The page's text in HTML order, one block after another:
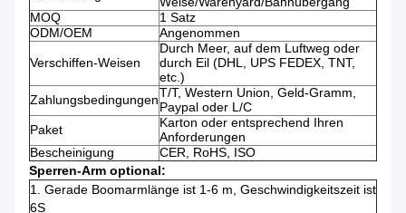
MOQ
1 Satz
ODM/OEM
Angenommen
Verschiffen-Weisen
Durch Meer, auf dem Luftweg oder
durch Eil (DHL, UPS FEDEX, TNT,
etc.)
ZahlungsbedingungenT/T, Western Union, Geld-Gramm,
Paypal oder L/C
Paket
Karton oder entsprechend Ihren
Anforderungen
Bescheinigung
CER, RoHS, ISO
Sperren-Arm optional:
1. Gerade Boomarmlänge ist 1-6 m, Geschwindigkeitszeit ist
6S